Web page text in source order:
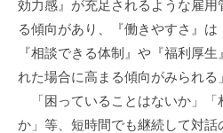
効力感』が充足されるような雇用
る傾向があり、『働きやすさ』は
『相談できる体制』や『福利厚
れた場合に高まる傾向がみられる
「困っていることはないか」「
か」等、短時間でも継続して対